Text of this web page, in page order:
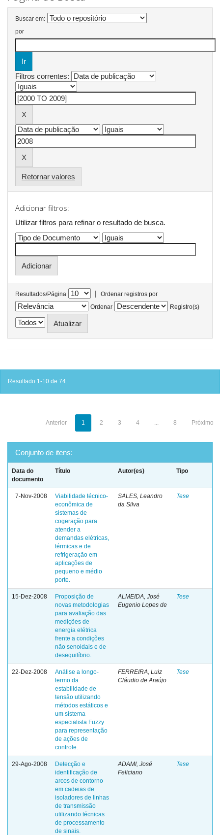
Buscar em:
por
Filtros correntes:
Retornar valores
Adicionar filtros:
Utilizar filtros para refinar o resultado de busca.
Resultados/Página |
Ordenar registros por
Ordenar
Registro(s)
Resultado 1-10 de 74.
Anterior 1 2 3 4 ... 8 Próximo
Conjunto de itens:
Data do
documento
Título Autor(es) Tipo
7-Nov-2008
Viabilidade técnico-
econômica de
sistemas de
cogeração para
atender a
demandas elétricas,
térmicas e de
refrigeração em
aplicações de
pequeno e médio
porte.
SALES, Leandro
da Silva
Tese
15-Dez-2008
Proposição de
novas metodologias
para avaliação das
medições de
energia elétrica
frente a condições
não senoidais e de
desequilíbrio.
ALMEIDA, José
Eugenio Lopes de
Tese
22-Dez-2008
Análise a longo-
termo da
estabilidade de
tensão utilizando
métodos estáticos e
um sistema
especialista Fuzzy
para representação
de ações de
controle.
FERREIRA, Luiz
Cláudio de Araújo
Tese
29-Ago-2008
Detecção e
identificação de
arcos de contorno
em cadeias de
isoladores de linhas
de transmissão
utilizando técnicas
de processamento
de sinais.
ADAMI, José
Feliciano
Tese